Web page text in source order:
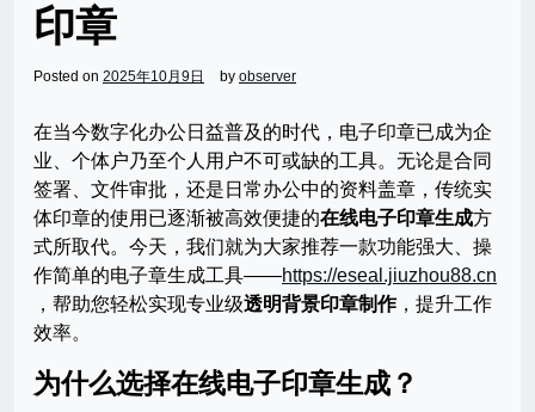
印章
Posted on 2025年10月9日 by observer
在当今数字化办公日益普及的时代，电子印章已成为企
业、个体户乃至个人用户不可或缺的工具。无论是合同
签署、文件审批，还是日常办公中的资料盖章，传统实
体印章的使用已逐渐被高效便捷的在线电子印章生成方
式所取代。今天，我们就为大家推荐一款功能强大、操
作简单的电子章生成工具——https://eseal.jiuzhou88.cn
，帮助您轻松实现专业级透明背景印章制作，提升工作
效率。
为什么选择在线电子印章生成？